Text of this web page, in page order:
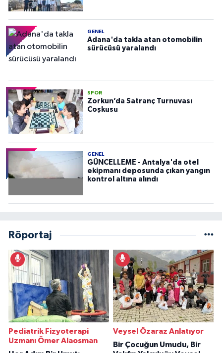
GENEL
Adana'da takla atan otomobilin
sürücüsü yaralandı
SPOR
Zorkun’da Satranç Turnuvası
Coşkusu
GENEL
GÜNCELLEME - Antalya'da otel
ekipmanı deposunda çıkan yangın
kontrol altına alındı
Röportaj
Pediatrik Fizyoterapi
Uzmanı Ömer Alaosman
Veysel Özaraz Anlatıyor
Bir Çocuğun Umudu, Bir